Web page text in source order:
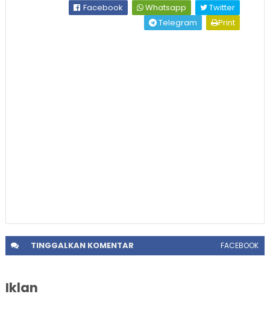
Facebook Whatsapp
Twitter
Telegram
Print
TINGGALKANKOMENTAR FACEBOOK
Iklan